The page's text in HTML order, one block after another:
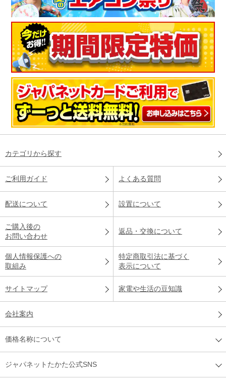
カテゴリから探す
ご利用ガイド よくある質問
配送について 設置について
ご購入後の
お問い合わせ
返品・交換について
個人情報保護への
取組み
特定商取引法に基づく
表示について
サイトマップ 家電や生活の豆知識
会社案内
価格名称について
ジャパネットたかた公式SNS